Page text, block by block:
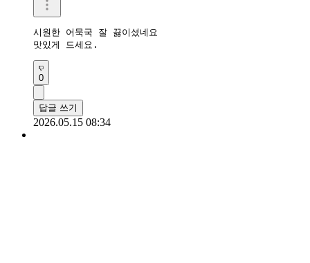
시원한 어묵국 잘 끓이셨네요
맛있게 드세요.
0
답글 쓰기
2026.05.15 08:34